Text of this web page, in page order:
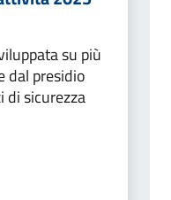
su più
dal presidio
di sicurezza